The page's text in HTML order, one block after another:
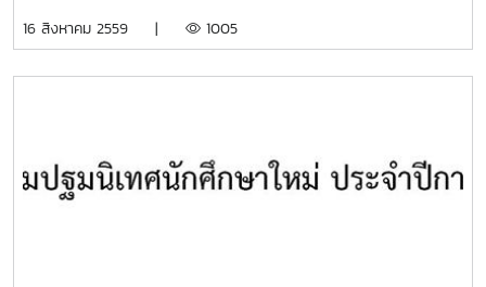
ความรู้และวิจัยขั้นสูง
16 สิงหาคม 2559 | 1005